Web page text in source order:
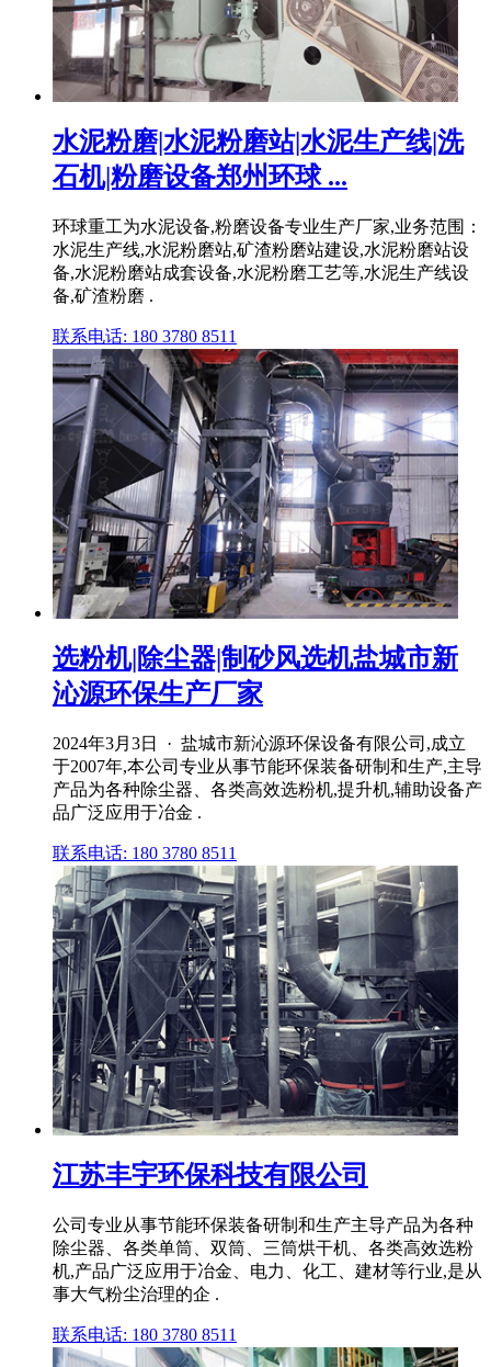
水泥粉磨|水泥粉磨站|水泥生产线|洗
石机|粉磨设备郑州环球 ...
环球重工为水泥设备,粉磨设备专业生产厂家,业务范围：
水泥生产线,水泥粉磨站,矿渣粉磨站建设,水泥粉磨站设
备,水泥粉磨站成套设备,水泥粉磨工艺等,水泥生产线设
备,矿渣粉磨 .
联系电话: 180 3780 8511
选粉机|除尘器|制砂风选机盐城市新
沁源环保生产厂家
2024年3月3日 · 盐城市新沁源环保设备有限公司,成立
于2007年,本公司专业从事节能环保装备研制和生产,主导
产品为各种除尘器、各类高效选粉机,提升机,辅助设备产
品广泛应用于冶金 .
联系电话: 180 3780 8511
江苏丰宇环保科技有限公司
公司专业从事节能环保装备研制和生产主导产品为各种
除尘器、各类单筒、双筒、三筒烘干机、各类高效选粉
机,产品广泛应用于冶金、电力、化工、建材等行业,是从
事大气粉尘治理的企 .
联系电话: 180 3780 8511